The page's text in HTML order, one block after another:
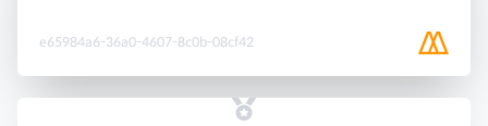
e65984a6-36a0-4607-8c0b-08cf42